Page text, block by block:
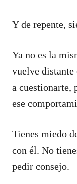
Y de repente,
Ya no es la
vuelve distante
a cuestionarte,
ese
Tienes miedo
con él. No
pedir consejo.